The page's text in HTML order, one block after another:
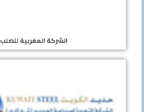
الشركة المغربية للصلب